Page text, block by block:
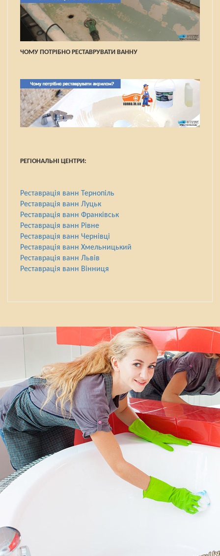
ЧОМУ ПОТРІБНО РЕСТАВРУВАТИ ВАННУ
РЕГІОНАЛЬНІ ЦЕНТРИ:
Реставрація ванн Тернопіль
Реставрація ванн Луцьк
Реставрація ванн Франківськ
Реставрація ванн Рівне
Реставрація ванн Чернівці
Реставрація ванн Хмельницький
Реставрація ванн Львів
Реставрація ванн Вінниця